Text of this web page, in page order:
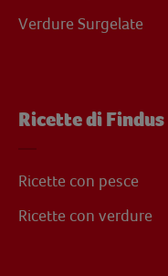
Verdure Surgelate
Ricette di Findus
Ricette con pesce
Ricette con verdure